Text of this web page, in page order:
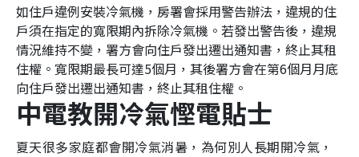
如住戶違例安裝冷氣機，房署會採用警告辦法，違規的住
戶須在指定的寬限期內拆除冷氣機。若發出警告後，違規
情況維持不變，署方會向住戶發出遷出通知書，終止其租
住權。寬限期最長可達5個月，其後署方會在第6個月月底
向住戶發出遷出通知書，終止其租住權。
中電教開冷氣慳電貼士
夏天很多家庭都會開冷氣消暑，為何別人長期開冷氣，